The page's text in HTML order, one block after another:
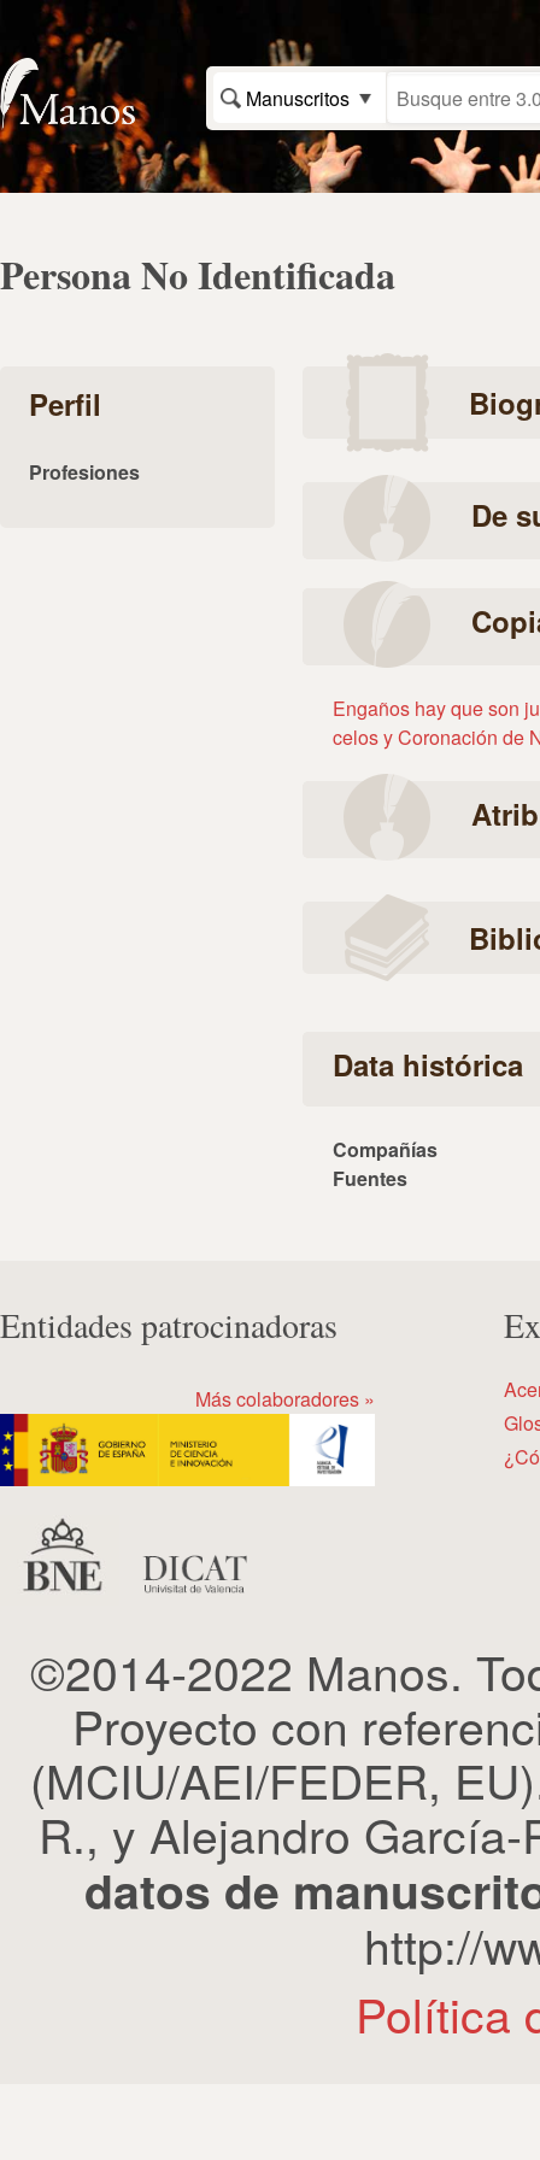
Manuscritos
Persona No Identificada
Perfil
Profesiones
De
Engaños hay que son
celos y Coronación de
Data histórica
Compañías
Fuentes
Entidades patrocinadoras
Más colaboradores »
©2014-2022 Manos.
Proyecto con
(MCIU/AEI/FEDER,
R., y Alejandro
datos de
http://
Política